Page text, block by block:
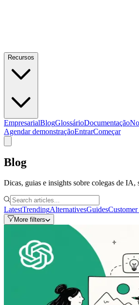
Recursos
EmpresarialBlogGlossárioDocumentação
Agendar demonstraçãoEntrarComeçar
Blog
Dicas, guias e insights sobre colegas de IA,
LatestTrendingAlternativesGuides
More filters